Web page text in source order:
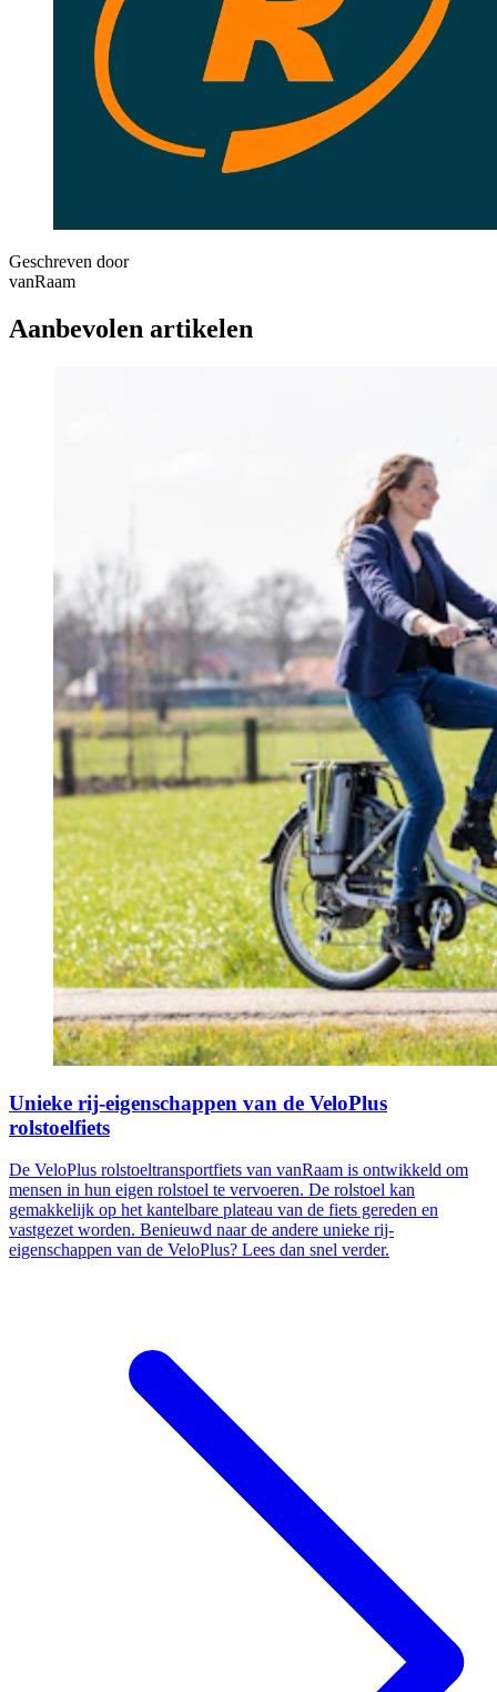
Geschreven door
vanRaam
Aanbevolen artikelen
Unieke rij-eigenschappen van de VeloPlus
rolstoelfiets
De VeloPlus rolstoeltransportfiets van vanRaam is ontwikkeld om
mensen in hun eigen rolstoel te vervoeren. De rolstoel kan
gemakkelijk op het kantelbare plateau van de fiets gereden en
vastgezet worden. Benieuwd naar de andere unieke rij-
eigenschappen van de VeloPlus? Lees dan snel verder.